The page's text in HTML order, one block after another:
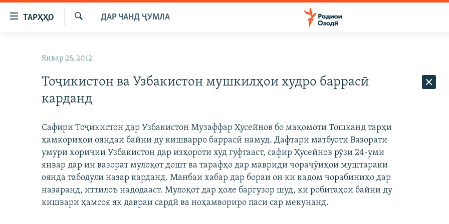
Пайвандҳои
дастрасӣ
ТАРҲҲО
ИҚТИСОД
ФАРҲАНГ
МЕҲМОНИ ОЗОДӢ
ВАРЗИШ
ГАПИ ОЗОД
РӮЗГОРИ МУҲОҶИР
САЛОМ, ХОҲАР
ҶАНГ ДАР УКРАИНА
НАЗАРИ МАРДУМ
ОЗОДӢ ОНЛАЙН
ЧАНДРАСОНАӢ
НИГОРИСТОН
РӮЙХАТҲО
КИТОБҲОИ ОЗОДӢ
ДАР ЧАНД ҶУМЛА
Январ 25, 2012
Тоҷикистон ва Узбакистон мушкилҳои худро баррасӣ
карданд
Сафири Тоҷикистон дар Узбакистон Музаффар Ҳусейнов бо мақомоти Тошканд тарҳи
ҳамкориҳои ояндаи байни ду кишварро баррасӣ намуд. Дафтари матбуоти Вазорати
умури хориҷии Узбакистон дар изҳороти худ гуфтааст, сафир Ҳусейнов рӯзи 24-уми
январ дар ин вазорат мулоқот дошт ва тарафҳо дар мавриди чораҷӯиҳои муштараки
оянда табодули назар карданд. Манбаи хабар дар бораи он ки кадом чорабиниҳо дар
назаранд, иттилоъ надодааст. Мулоқот дар ҳоле баргузор шуд, ки робитаҳои байни ду
кишвари ҳамсоя як давраи сардӣ ва ноҳамвориро паси сар мекунанд.